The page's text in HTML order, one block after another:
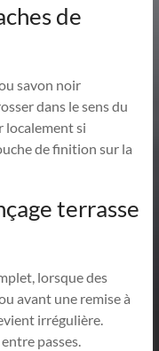
de
savon noir
dans le sens du
localement si
de finition sur la
terrasse
lorsque des
avant une remise à
irrégulière.
passes.